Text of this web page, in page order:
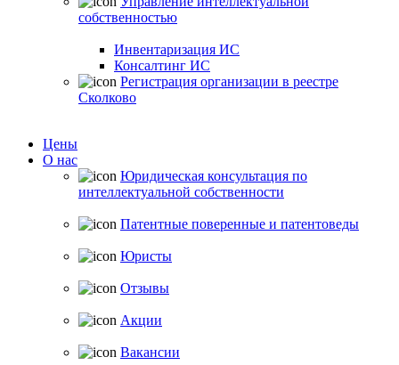
собственностью
Инвентаризация ИС
Консалтинг ИС
Регистрация организации в реестре
Сколково
Цены
О нас
Юридическая консультация по
интеллектуальной собственности
Патентные поверенные и патентоведы
Юристы
Отзывы
Акции
Вакансии